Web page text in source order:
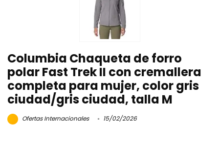
Columbia Chaqueta de forro
polar Fast Trek II con cremallera
completa para mujer, color gris
ciudad/gris ciudad, talla M
Ofertas Internacionales 15/02/2026